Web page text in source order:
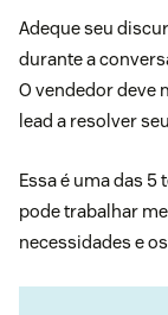
Adeque seu
durante a
O vendedor deve
lead a resolver
Essa é uma das
pode trabalhar
necessidades e